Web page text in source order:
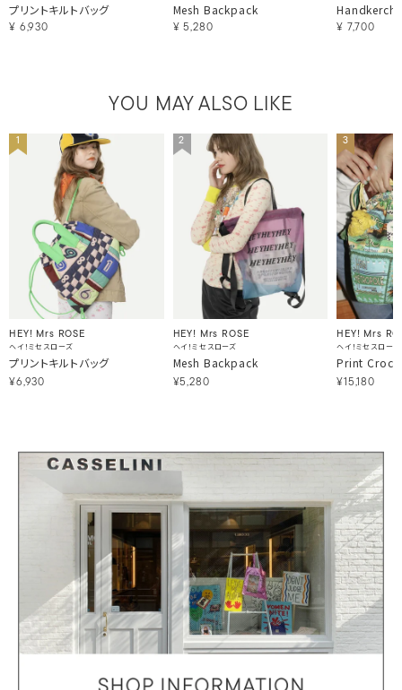
プリントキルトバッグ
¥ 6,930
Mesh Backpack
¥ 5,280 ¥ 7,700
YOU MAY ALSO LIKE
1
HEY! Mrs ROSE
ヘイ！ミセスローズ
プリントキルトバッグ
¥6,930
2
HEY! Mrs ROSE
ヘイ！ミセスローズ
Mesh Backpack
¥5,280
3
HEY! Mrs
ヘイ！ミセスローズ
Print
¥15,180